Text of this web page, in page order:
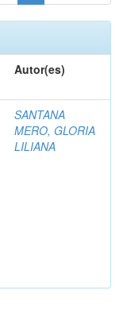
Autor(es)
SANTANA
MERO, GLORIA
LILIANA